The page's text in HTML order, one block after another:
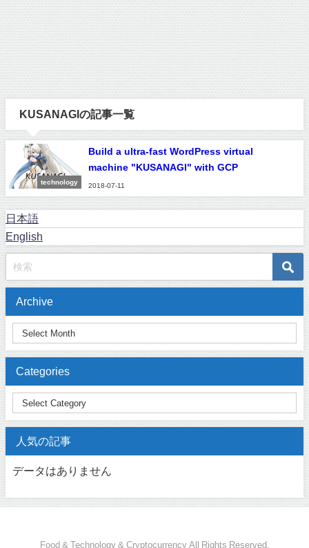
KUSANAGIの記事一覧
technology
Build a ultra-fast WordPress virtual
machine "KUSANAGI" with GCP
2018-07-11
日本語
English
Archive
Categories
人気の記事
データはありません
Food & Technology & Cryptocurrency All Rights Reserved.